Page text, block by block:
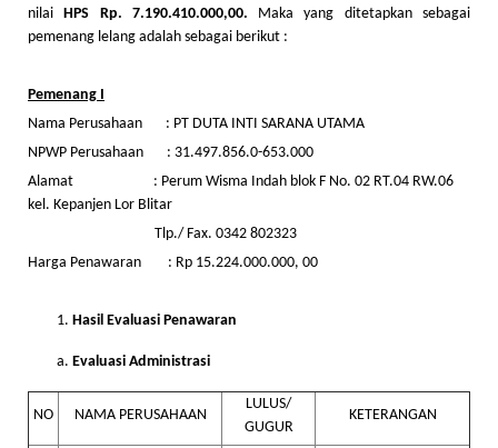
nilaiHPS Rp. 7.190.410.000,00. Maka yang ditetapkan sebagai
pemenang lelang adalah sebagai berikut :
Pemenang I
Nama Perusahaan : PT DUTA INTI SARANA UTAMA
NPWP Perusahaan : 31.497.856.0-653.000
Alamat : Perum Wisma Indah blok F No. 02 RT.04 RW.06
kel. Kepanjen Lor Blitar
Tlp./ Fax. 0342 802323
Harga Penawaran : Rp 15.224.000.000, 00
Hasil Evaluasi Penawaran
Evaluasi Administrasi
NO NAMA PERUSAHAAN
LULUS/
GUGUR
KETERANGAN